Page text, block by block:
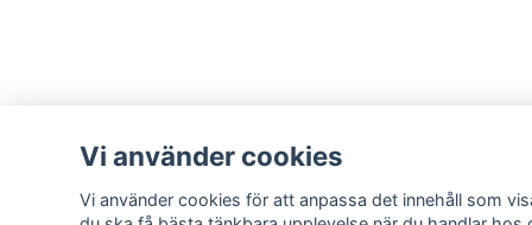
Vi använder cookies
Vi använder cookies för att anpassa det innehåll som